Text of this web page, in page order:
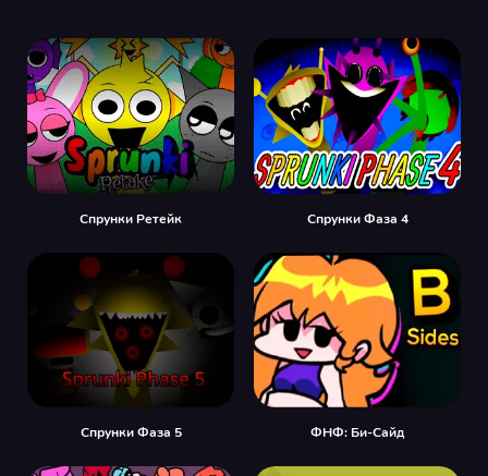
Спрунки Ретейк Спрунки Фаза 4
Спрунки Фаза 5 ФНФ: Би-Сайд